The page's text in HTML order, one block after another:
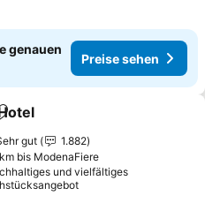
genauen
Preise sehen
Favoriten hinzufügen
gut
1.882
bis ModenaFiere
und vielfältiges